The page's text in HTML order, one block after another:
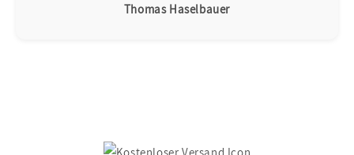
Thomas Haselbauer